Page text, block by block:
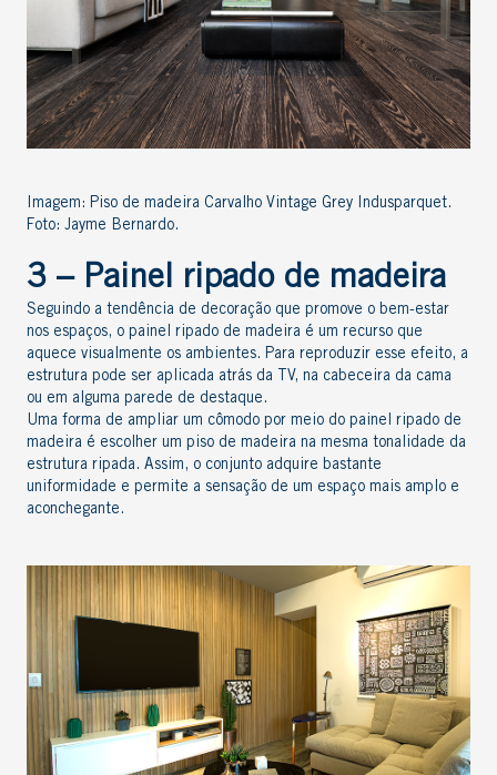
Imagem: Piso de madeira Carvalho Vintage Grey Indusparquet.
Foto: Jayme Bernardo.
3 – Painel ripado de madeira
Seguindo a tendência de decoração que promove o bem-estar
nos espaços, o painel ripado de madeira é um recurso que
aquece visualmente os ambientes. Para reproduzir esse efeito, a
estrutura pode ser aplicada atrás da TV, na cabeceira da cama
ou em alguma parede de destaque.
Uma forma de ampliar um cômodo por meio do painel ripado de
madeira é escolher um piso de madeira na mesma tonalidade da
estrutura ripada. Assim, o conjunto adquire bastante
uniformidade e permite a sensação de um espaço mais amplo e
aconchegante.